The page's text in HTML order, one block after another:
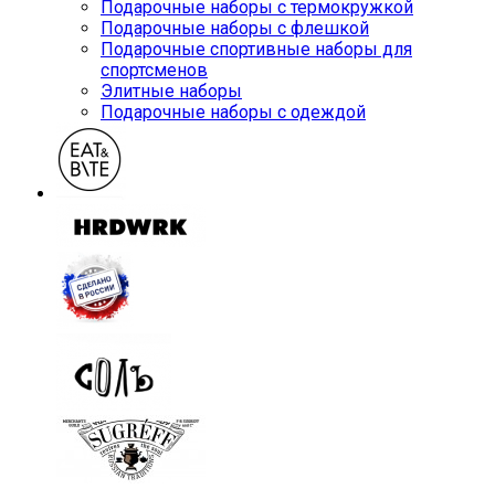
Подарочные наборы с термокружкой
Подарочные наборы с флешкой
Подарочные спортивные наборы для
спортсменов
Элитные наборы
Подарочные наборы с одеждой